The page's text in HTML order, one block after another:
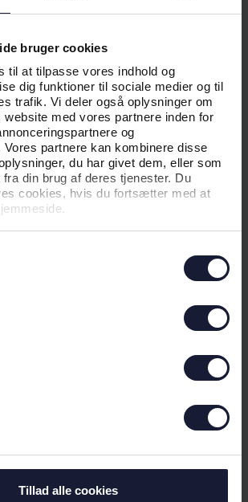
bruger cookies
til at tilpasse vores indhold og
dig funktioner til sociale medier og til
trafik. Vi deler også oplysninger om
website med vores partnere inden for
og
Vores partnere kan kombinere disse
du har givet dem, eller som
din brug af deres tjenester. Du
cookies, hvis du fortsætter med at
Tillad alle cookies